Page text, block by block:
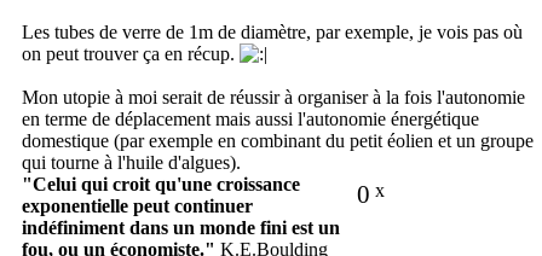
Les tubes de verre de 1m de diamètre, par exemple, je vois pas où
on peut trouver ça en récup.
Mon utopie à moi serait de réussir à organiser à la fois l'autonomie
en terme de déplacement mais aussi l'autonomie énergétique
domestique (par exemple en combinant du petit éolien et un groupe
qui tourne à l'huile d'algues).
0 x
"Celui qui croit qu'une croissance
exponentielle peut continuer
indéfiniment dans un monde fini est un
fou, ou un économiste." K.E.Boulding